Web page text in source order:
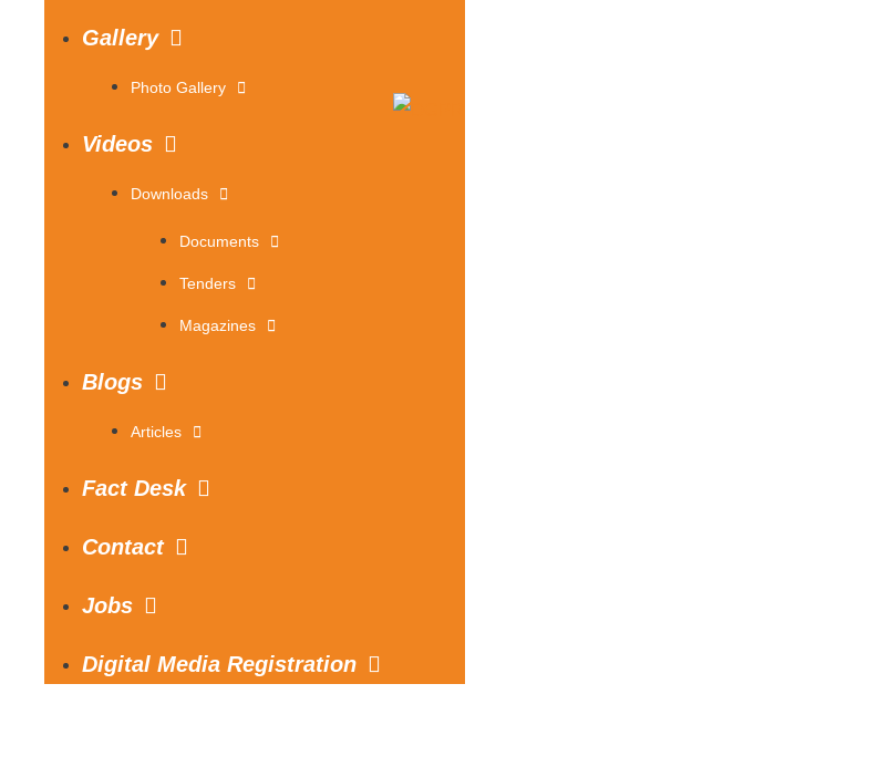
Gallery
Photo Gallery
Videos
Downloads
Documents
Tenders
Magazines
Blogs
Articles
Fact Desk
Contact
Jobs
Digital Media Registration